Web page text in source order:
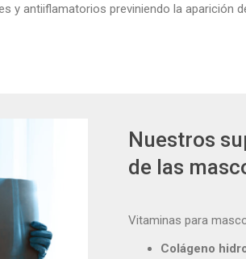
y antiiflamatorios previniendo la aparición
Nuestros
de las
Vitaminas para
Colágeno